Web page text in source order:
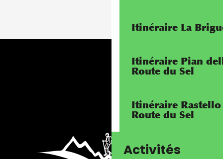
Itinéraire La
Itinéraire Pian
Route du Sel
Itinéraire
Route du Sel
Activités